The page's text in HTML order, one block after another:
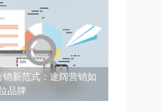
销新范式：途阔营销如
品牌